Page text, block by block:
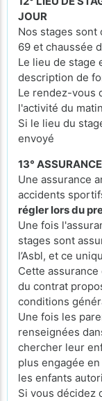
JOUR
Nos stages sont
69 et chaussée
Le lieu de stage
description de
Le rendez-vous
l'activité du
Si le lieu du
envoyé
13° ASSURANCE
Une assurance
accidents
régler lors du
Une fois
stages sont
l’Asbl, et ce
Cette
du contrat
conditions
Une fois les
renseignées
chercher leur
plus engagée
les enfants
Si vous décidez